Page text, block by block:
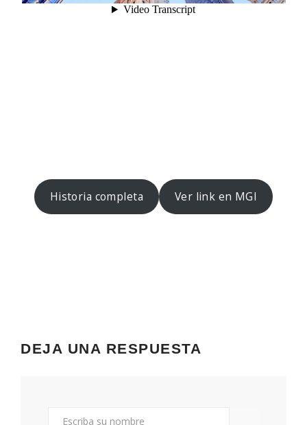
Historia completa Ver link en MGI
DEJA UNA RESPUESTA